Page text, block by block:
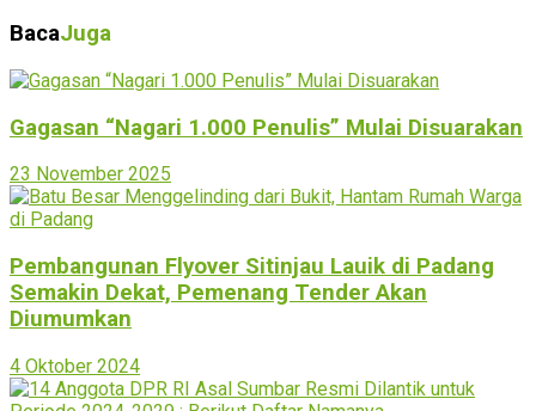
BacaJuga
Gagasan “Nagari 1.000 Penulis” Mulai Disuarakan
23 November 2025
Pembangunan Flyover Sitinjau Lauik di Padang
Semakin Dekat, Pemenang Tender Akan
Diumumkan
4 Oktober 2024